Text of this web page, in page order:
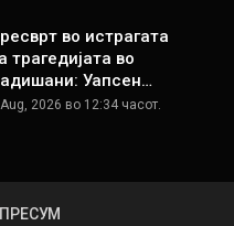
во истрагата
трагедијата во
Уапсен…
2026 во 12:34 часот.